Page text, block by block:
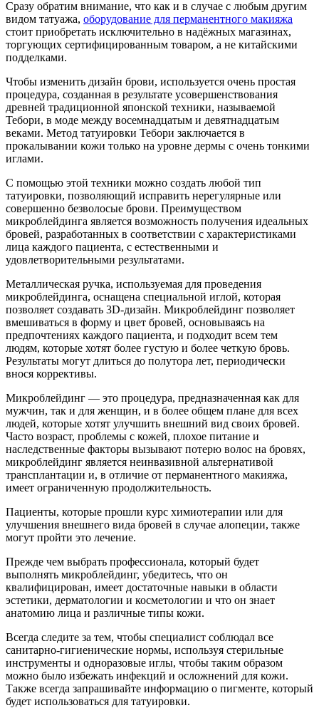
Сразу обратим внимание, что как и в случае с любым другим
видом татуажа, оборудование для перманентного макияжа
стоит приобретать исключительно в надёжных магазинах,
торгующих сертифицированным товаром, а не китайскими
подделками.
Чтобы изменить дизайн брови, используется очень простая
процедура, созданная в результате усовершенствования
древней традиционной японской техники, называемой
Тебори, в моде между восемнадцатым и девятнадцатым
веками. Метод татуировки Тебори заключается в
прокалывании кожи только на уровне дермы с очень тонкими
иглами.
С помощью этой техники можно создать любой тип
татуировки, позволяющий исправить нерегулярные или
совершенно безволосые брови. Преимуществом
микроблейдинга является возможность получения идеальных
бровей, разработанных в соответствии с характеристиками
лица каждого пациента, с естественными и
удовлетворительными результатами.
Металлическая ручка, используемая для проведения
микроблейдинга, оснащена специальной иглой, которая
позволяет создавать 3D-дизайн. Микроблейдинг позволяет
вмешиваться в форму и цвет бровей, основываясь на
предпочтениях каждого пациента, и подходит всем тем
людям, которые хотят более густую и более четкую бровь.
Результаты могут длиться до полутора лет, периодически
внося коррективы.
Микроблейдинг — это процедура, предназначенная как для
мужчин, так и для женщин, и в более общем плане для всех
людей, которые хотят улучшить внешний вид своих бровей.
Часто возраст, проблемы с кожей, плохое питание и
наследственные факторы вызывают потерю волос на бровях,
микроблейдинг является неинвазивной альтернативой
трансплантации и, в отличие от перманентного макияжа,
имеет ограниченную продолжительность.
Пациенты, которые прошли курс химиотерапии или для
улучшения внешнего вида бровей в случае алопеции, также
могут пройти это лечение.
Прежде чем выбрать профессионала, который будет
выполнять микроблейдинг, убедитесь, что он
квалифицирован, имеет достаточные навыки в области
эстетики, дерматологии и косметологии и что он знает
анатомию лица и различные типы кожи.
Всегда следите за тем, чтобы специалист соблюдал все
санитарно-гигиенические нормы, используя стерильные
инструменты и одноразовые иглы, чтобы таким образом
можно было избежать инфекций и осложнений для кожи.
Также всегда запрашивайте информацию о пигменте, который
будет использоваться для татуировки.